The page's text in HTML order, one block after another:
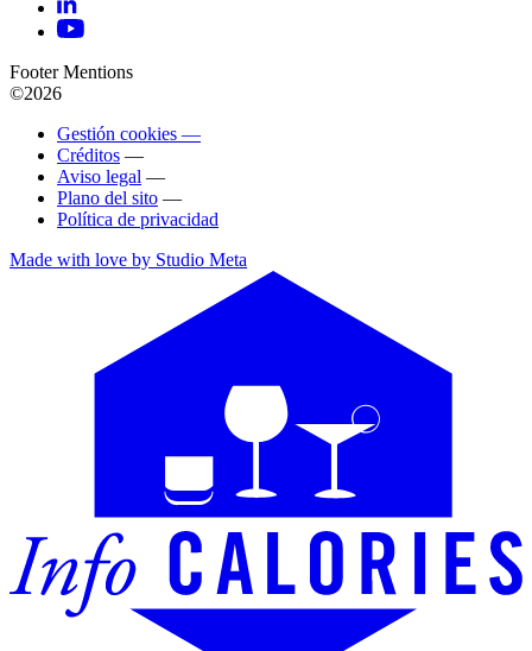
Footer Mentions
©2026
Gestión cookies —
Créditos —
Aviso legal —
Plano del sito —
Política de privacidad
Made with love by Studio Meta